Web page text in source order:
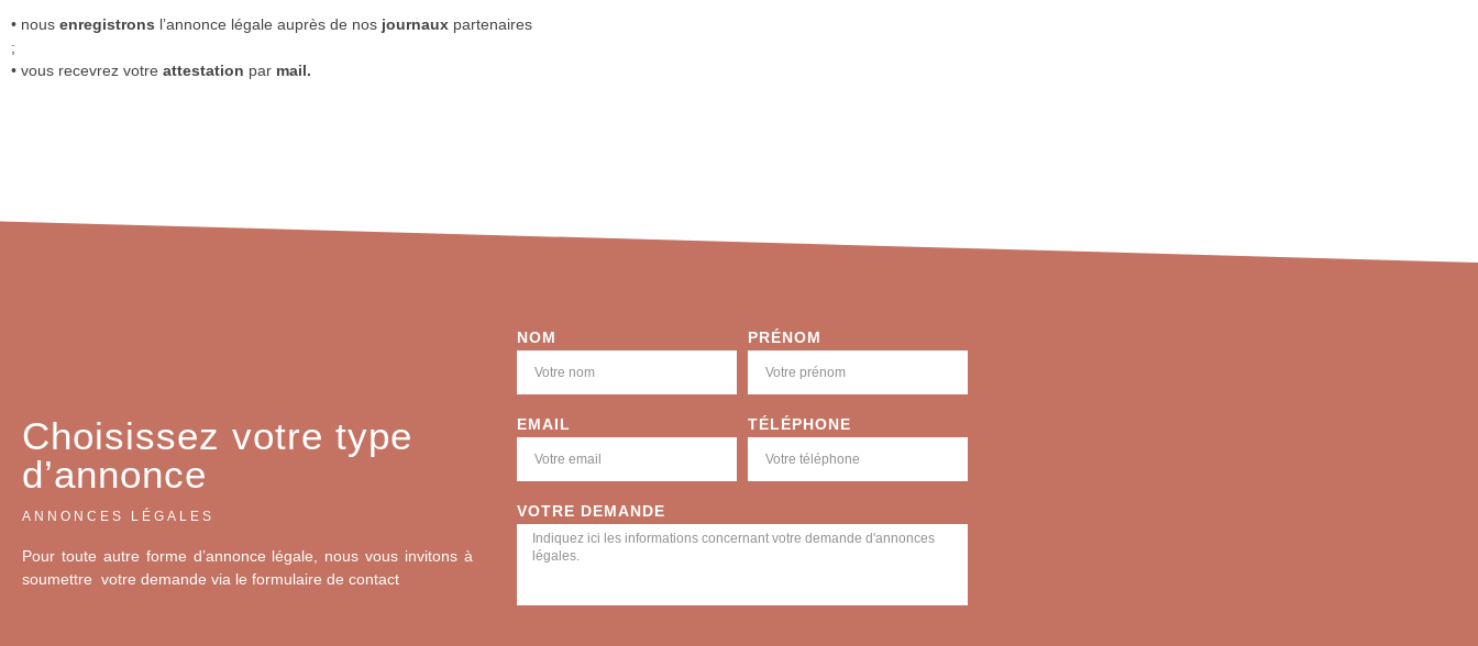
• nous enregistrons l’annonce légale auprès de nos journaux partenaires
;
• vous recevrez votre attestation par mail.
Choisissez votre type
d’annonce
ANNONCES LÉGALES
Pour toute autre forme d’annonce légale, nous vous invitons à
soumettre votre demande via le formulaire de contact
NOM PRÉNOM
EMAIL TÉLÉPHONE
VOTRE DEMANDE